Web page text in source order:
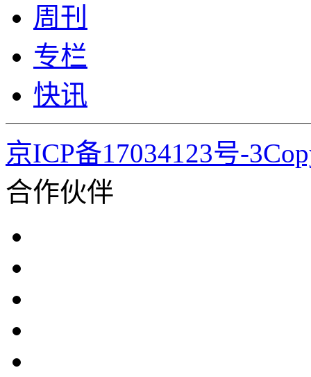
周刊
专栏
快讯
京ICP备17034123号-
合作伙伴